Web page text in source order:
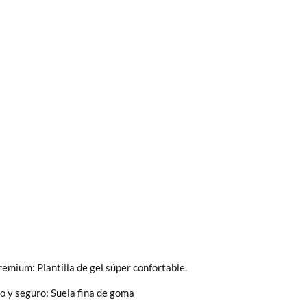
Plantilla de gel súper confortable.
y seguro: Suela fina de goma
son GRATIS y puedes realizarlos